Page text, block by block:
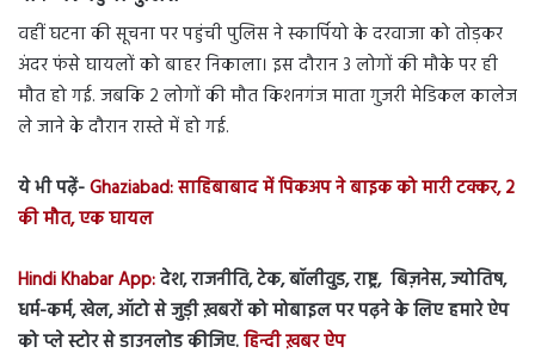
वहीं घटना की सूचना पर पहुंची पुलिस ने स्कार्पियो के दरवाजा को तोड़कर
अंदर फंसे घायलों को बाहर निकाला। इस दौरान 3 लोगों की मौके पर ही
मौत हो गई. जबकि 2 लोगों की मौत किशनगंज माता गुजरी मेडिकल कालेज
ले जाने के दौरान रास्ते में हो गई.
ये भी पढ़ें-Ghaziabad: साहिबाबाद में पिकअप ने बाइक को मारी टक्कर, 2
की मौत, एक घायल
Hindi Khabar App:देश, राजनीति, टेक, बॉलीवुड, राष्ट्र, बिज़नेस, ज्योतिष,
धर्म-कर्म, खेल, ऑटो से जुड़ी ख़बरों को मोबाइल पर पढ़ने के लिए हमारे ऐप
को प्ले स्टोर से डाउनलोड कीजिए.हिन्दी ख़बर ऐप